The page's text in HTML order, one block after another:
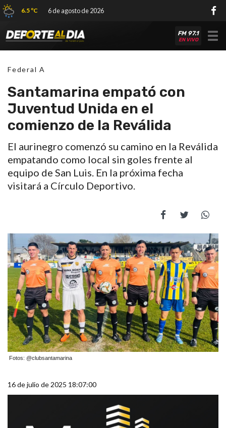
6.5 ºC 6 de agosto de 2026
FM 97.1
EN VIVO
Federal A
Santamarina empató con
Juventud Unida en el
comienzo de la Reválida
El aurinegro comenzó su camino en la Reválida
empatando como local sin goles frente al
equipo de San Luis. En la próxima fecha
visitará a Círculo Deportivo.
Fotos: @clubsantamarina
16 de julio de 2025 18:07:00